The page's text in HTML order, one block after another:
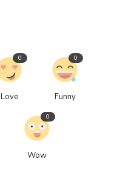
Love
0
Funny
0
Wow
0